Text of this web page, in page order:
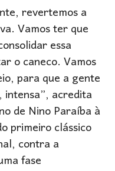
revertemos a
Vamos ter que
essa
o caneco. Vamos
para que a gente
acredita
de Nino Paraíba à
primeiro clássico
contra a
fase